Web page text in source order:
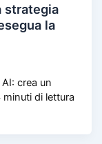
strategia
la
crea un
minuti di lettura